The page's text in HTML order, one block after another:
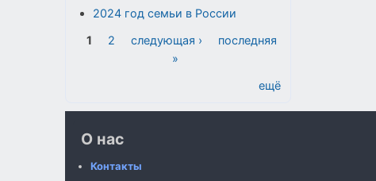
2024 год семьи в России
Страницы
1 2 следующая ›
последняя
»
ещё
О нас
Контакты